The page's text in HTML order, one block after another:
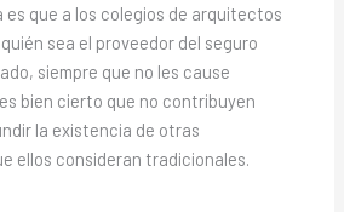
es que a los colegios de arquitectos
sea el proveedor del seguro
siempre que no les cause
bien cierto que no contribuyen
la existencia de otras
ellos consideran tradicionales.